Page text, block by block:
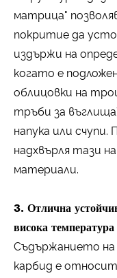
матрица"
покритие да
издържи на
когато е
облицовки на
тръби за
напука или
надхвърля тази
материали.
3. Отлична
висока температура
Съдържанието
карбид е